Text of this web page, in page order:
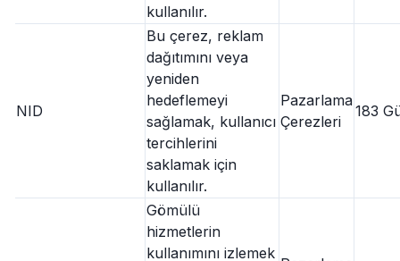
kullanılır.
NID
Bu çerez, reklam
dağıtımını veya
yeniden
hedeflemeyi
sağlamak, kullanıcı
tercihlerini
saklamak için
kullanılır.
Pazarlama
Çerezleri
183
Gömülü
hizmetlerin
kullanımını izlemek